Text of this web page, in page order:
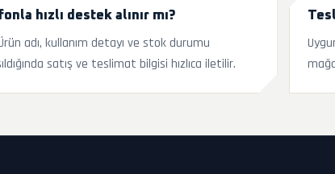
hızlı destek alınır mı?
adı, kullanım detayı ve stok durumu
satış ve teslimat bilgisi hızlıca iletilir.